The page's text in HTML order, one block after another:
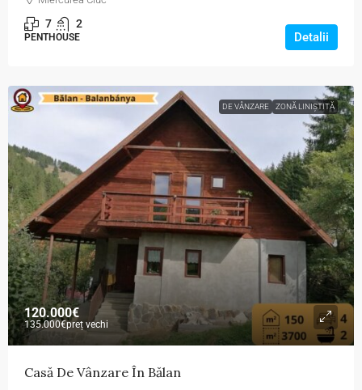
7 2
PENTHOUSE Detalii
DE VÂNZARE ZONĂ LINIȘTITĂ
120.000€
135.000€preț vechi
Casă De Vânzare În Bălan